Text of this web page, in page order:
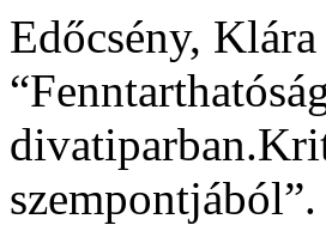
Edőcsény,
szempontjából”.